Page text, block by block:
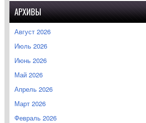
АРХИВЫ
Август 2026
Июль 2026
Июнь 2026
Май 2026
Апрель 2026
Март 2026
Февраль 2026